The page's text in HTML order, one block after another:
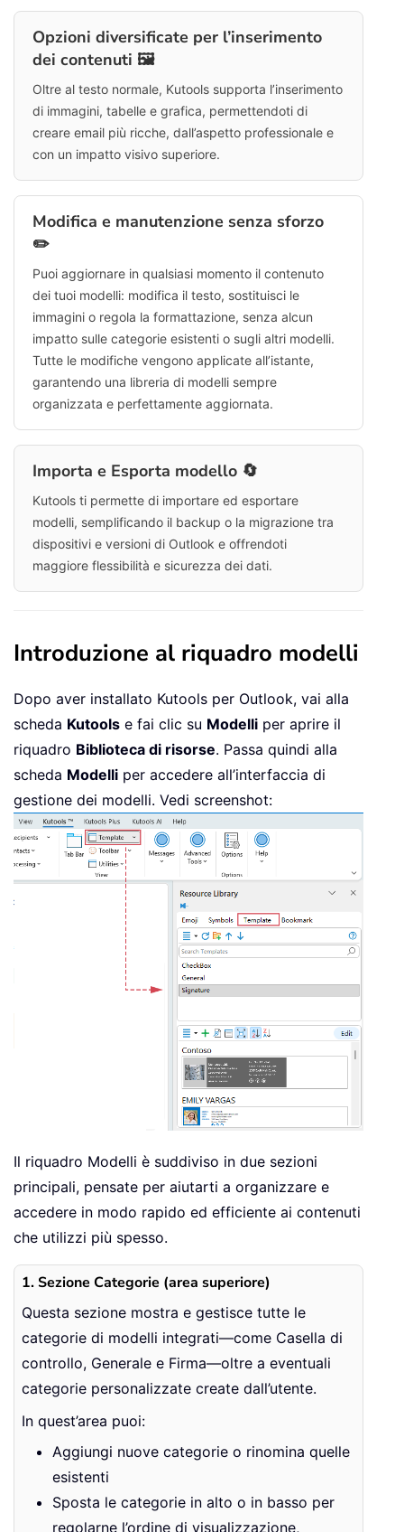
Opzioni diversificate per l’inserimento
dei contenuti 🖼️
Oltre al testo normale, Kutools supporta l’inserimento
di immagini, tabelle e grafica, permettendoti di
creare email più ricche, dall’aspetto professionale e
con un impatto visivo superiore.
Modifica e manutenzione senza sforzo
✏️
Puoi aggiornare in qualsiasi momento il contenuto
dei tuoi modelli: modifica il testo, sostituisci le
immagini o regola la formattazione, senza alcun
impatto sulle categorie esistenti o sugli altri modelli.
Tutte le modifiche vengono applicate all’istante,
garantendo una libreria di modelli sempre
organizzata e perfettamente aggiornata.
Importa e Esporta modello 🔄
Kutools ti permette di importare ed esportare
modelli, semplificando il backup o la migrazione tra
dispositivi e versioni di Outlook e offrendoti
maggiore flessibilità e sicurezza dei dati.
Introduzione al riquadro modelli
Dopo aver installato Kutools per Outlook, vai alla
scheda Kutools e fai clic su Modelli per aprire il
riquadro Biblioteca di risorse. Passa quindi alla
scheda Modelli per accedere all’interfaccia di
gestione dei modelli. Vedi screenshot:
Il riquadro Modelli è suddiviso in due sezioni
principali, pensate per aiutarti a organizzare e
accedere in modo rapido ed efficiente ai contenuti
che utilizzi più spesso.
1. Sezione Categorie (area superiore)
Questa sezione mostra e gestisce tutte le
categorie di modelli integrati—come Casella di
controllo, Generale e Firma—oltre a eventuali
categorie personalizzate create dall’utente.
In quest’area puoi:
Aggiungi nuove categorie o rinomina quelle
esistenti
Sposta le categorie in alto o in basso per
regolarne l’ordine di visualizzazione,